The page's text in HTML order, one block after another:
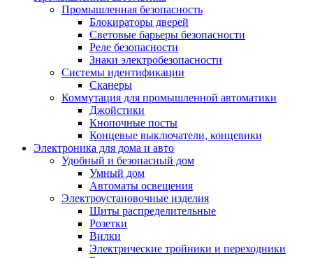
Промышленная безопасность
Блокираторы дверей
Световые барьеры безопасности
Реле безопасности
Знаки электробезопасности
Системы идентификации
Сканеры
Коммутация для промышленной автоматики
Джойстики
Кнопочные посты
Концевые выключатели, концевики
Электроника для дома и авто
Удобный и безопасный дом
Умный дом
Автоматы освещения
Электроустановочные изделия
Щиты распределительные
Розетки
Вилки
Электрические тройники и переходники